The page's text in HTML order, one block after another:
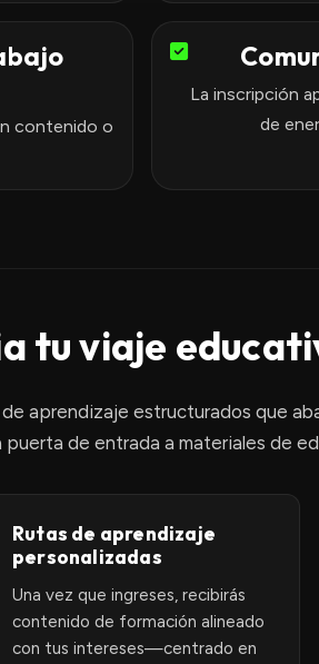
contenido o
La inscripción
de
tu viaje
aprendizaje estructurados que
puerta de entrada a materiales de
Rutas de aprendizaje
personalizadas
Una vez que ingreses, recibirás
contenido de formación alineado
con tus intereses—centrado en